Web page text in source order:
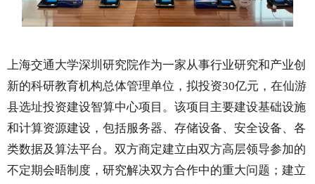
上海交通大学深圳研究院作为一家从事行业研究和产业创
新的科研教育机构总体管理单位，拟投资30亿元，在仙游
县选址投资建设智算中心项目。该项目主要建设基础设施
和计算资源建设，包括服务器、存储设备、安全设备、各
类数据及算法平台。双方商定建立由双方高层领导参加的
不定期会晤制度，研究解决双方合作中的重大问题；建立